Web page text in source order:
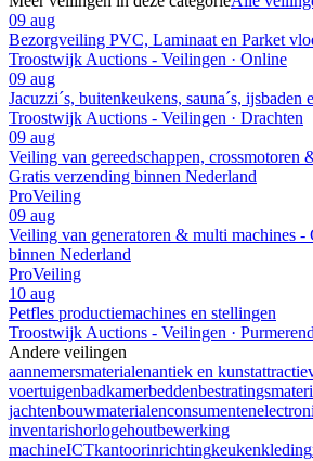
09 aug
Bezorgveiling PVC, Laminaat en Parket
Troostwijk Auctions - Veilingen · Online
09 aug
Jacuzzi´s, buitenkeukens, sauna´s, ijsbaden
Troostwijk Auctions - Veilingen · Drachten
09 aug
Veiling van gereedschappen, crossmotoren
Gratis verzending binnen Nederland
ProVeiling
09 aug
Veiling van generatoren & multi machines -
binnen Nederland
ProVeiling
10 aug
Petfles productiemachines en stellingen
Troostwijk Auctions - Veilingen · Purmerend
Andere veilingen
aannemersmaterialenantiek en kunst
voertuigenbadkamerbedden
jachtenbouwmaterialen
inventarishorlogehoutbewerking
machineICTkantoorinrichtingkeukenkleding